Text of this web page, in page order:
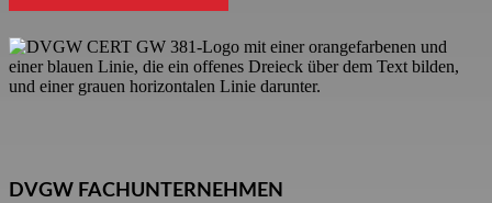
DVGW FACHUNTERNEHMEN